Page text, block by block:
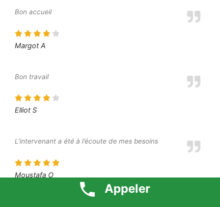
Bon accueil
Margot A
Bon travail
Elliot S
L’intervenant a été à l’écoute de mes besoins
Moustafa O
Appeler